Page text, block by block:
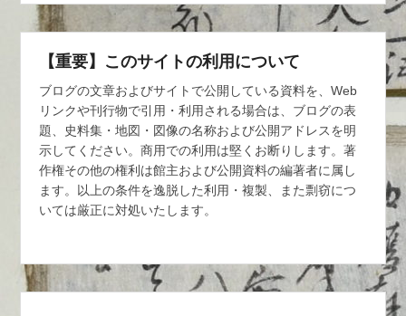
【重要】このサイトの利用について
ブログの文章およびサイトで公開している資料を、Web
リンクや刊行物で引用・利用される場合は、ブログの表
題、史料集・地図・図像の名称および公開アドレスを明
示してください。商用での利用は堅くお断りします。著
作権その他の権利は館主および公開資料の編著者に属し
ます。以上の条件を逸脱した利用・複製、また剽窃につ
いては厳正に対処いたします。